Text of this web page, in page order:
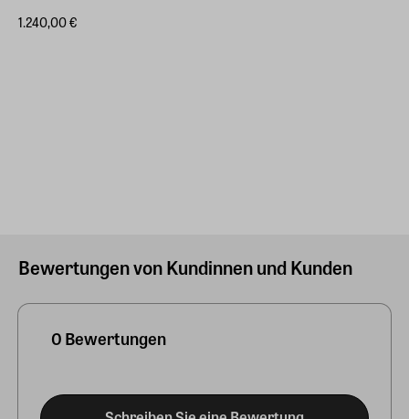
1.240,00 €
Bewertungen von Kundinnen und Kunden
0 Bewertungen